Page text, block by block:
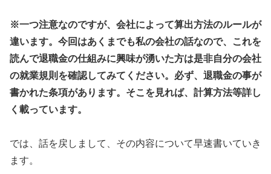
※一つ注意なのですが、会社によって算出方法のルールが
違います。今回はあくまでも私の会社の話なので、これを
読んで退職金の仕組みに興味が湧いた方は是非自分の会社
の就業規則を確認してみてください。必ず、退職金の事が
書かれた条項があります。そこを見れば、計算方法等詳し
く載っています。
では、話を戻しまして、その内容について早速書いていき
ます。